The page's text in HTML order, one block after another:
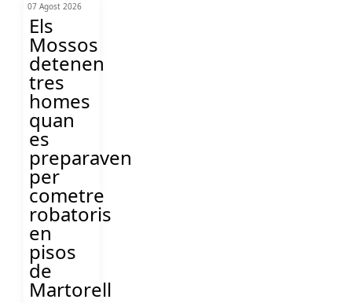
07 Agost 2026
Els
Mossos
detenen
tres
homes
quan
es
preparaven
per
cometre
robatoris
en
pisos
de
Martorell